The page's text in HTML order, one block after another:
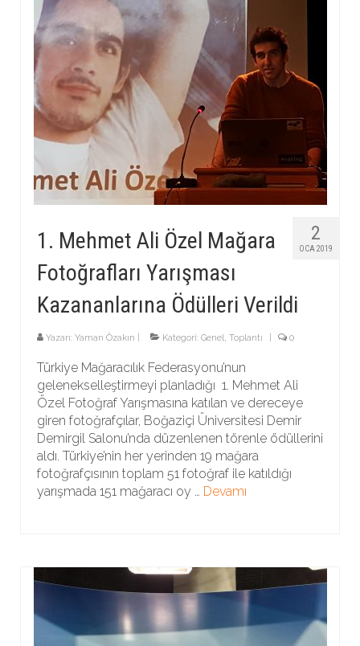
2
OCA 2019
1. Mehmet Ali Özel Mağara
Fotoğrafları Yarışması
Kazananlarına Ödülleri Verildi
Yazarı: Yaman Özakın Kategori: Genel, Toplantı 0
Türkiye Mağaracılık Federasyonu’nun
gelenekselleştirmeyi planladığı 1. Mehmet Ali
Özel Fotoğraf Yarışmasına katılan ve dereceye
giren fotoğrafçılar, Boğaziçi Üniversitesi Demir
Demirgil Salonu’nda düzenlenen törenle ödüllerini
aldı. Türkiye’nin her yerinden 19 mağara
fotoğrafçısının toplam 51 fotoğraf ile katıldığı
yarışmada 151 mağaracı oy … Devamı